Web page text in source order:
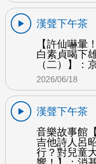
漢聲下午茶
【許仙嚇暈
白素貞喝下
（二）】：
2026/06/18
漢聲下午茶
音樂故事館
吉他詩人呂
行？對兒童